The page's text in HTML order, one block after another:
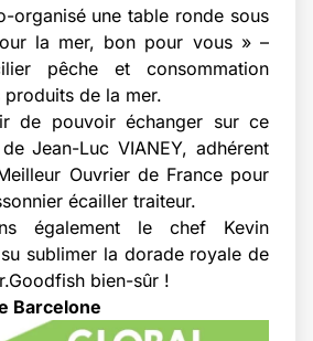
organisé une table ronde sous
la mer, bon pour vous » –
pêche et consommation
produits de la mer.
de pouvoir échanger sur ce
Jean-Luc VIANEY, adhérent
Ouvrier de France pour
écailler traiteur.
également le chef Kevin
su sublimer la dorade royale de
bien-sûr !
Barcelone